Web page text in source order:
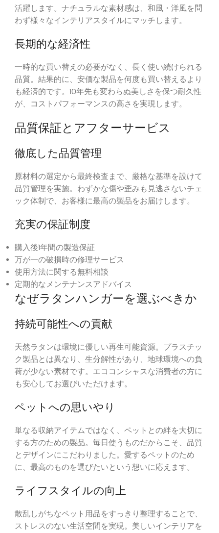
活躍します。ナチュラルな素材感は、和風・洋風を問
わず様々なインテリアスタイルにマッチします。
長期的な経済性
一時的な買い替えの必要がなく、長く使い続けられる
品質。結果的に、安価な製品を何度も買い替えるより
も経済的です。10年先も変わらぬ美しさを保つ耐久性
が、コストパフォーマンスの高さを実現します。
品質保証とアフターサービス
徹底した品質管理
原材料の選定から最終検査まで、厳格な基準を設けて
品質管理を実施。わずかな傷や歪みも見逃さないチェ
ック体制で、お客様に最高の製品をお届けします。
充実の保証制度
購入後1年間の製造保証
万が一の破損時の修理サービス
使用方法に関する無料相談
定期的なメンテナンスアドバイス
なぜラタンハンガーを選ぶべきか
持続可能性への貢献
天然ラタンは環境に優しい再生可能資源。プラスチッ
ク製品とは異なり、生分解性があり、地球環境への負
荷が少ない素材です。エココンシャスな消費者の方に
も安心してお選びいただけます。
ペットへの思いやり
単なる収納アイテムではなく、ペットとの絆を大切に
する方のための製品。毎日使うものだからこそ、品質
とデザインにこだわりました。愛するペットのため
に、最高のものを選びたいという想いに応えます。
ライフスタイルの向上
散乱しがちなペット用品をすっきり整理することで、
ストレスのない生活空間を実現。美しいインテリアを